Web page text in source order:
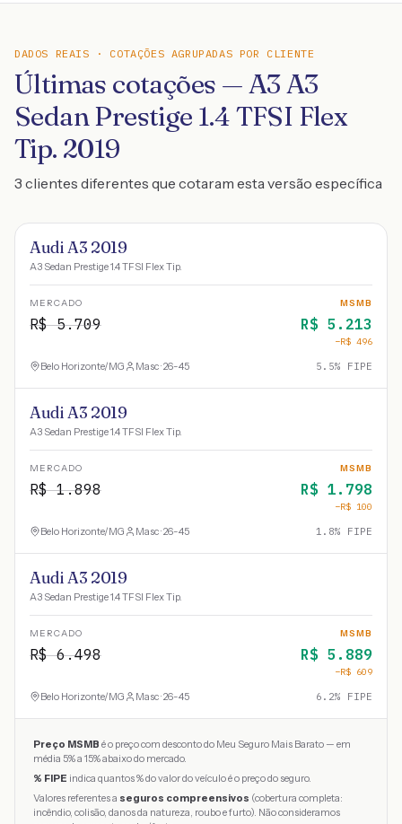
DADOS REAIS · COTAÇÕES AGRUPADAS POR CLIENTE
Últimas cotações — A3 A3
Sedan Prestige 1.4 TFSI Flex
Tip. 2019
3 clientes diferentes que cotaram esta versão específica
Audi A3 2019
A3 Sedan Prestige 1.4 TFSI Flex Tip.
MERCADO
R$5.709
MSMB
R$ 5.213
−R$ 496
Belo Horizonte/MG Masc · 26-45 5.5% FIPE
Audi A3 2019
A3 Sedan Prestige 1.4 TFSI Flex Tip.
MERCADO
R$1.898
MSMB
R$ 1.798
−R$ 100
Belo Horizonte/MG Masc · 26-45 1.8% FIPE
Audi A3 2019
A3 Sedan Prestige 1.4 TFSI Flex Tip.
MERCADO
R$6.498
MSMB
R$ 5.889
−R$ 609
Belo Horizonte/MG Masc · 26-45 6.2% FIPE
Preço MSMB é o preço com desconto do Meu Seguro Mais Barato — em
média 5% a 15% abaixo do mercado.
% FIPE indica quantos % do valor do veículo é o preço do seguro.
Valores referentes a seguros compreensivos (cobertura completa:
incêndio, colisão, danos da natureza, roubo e furto). Não consideramos